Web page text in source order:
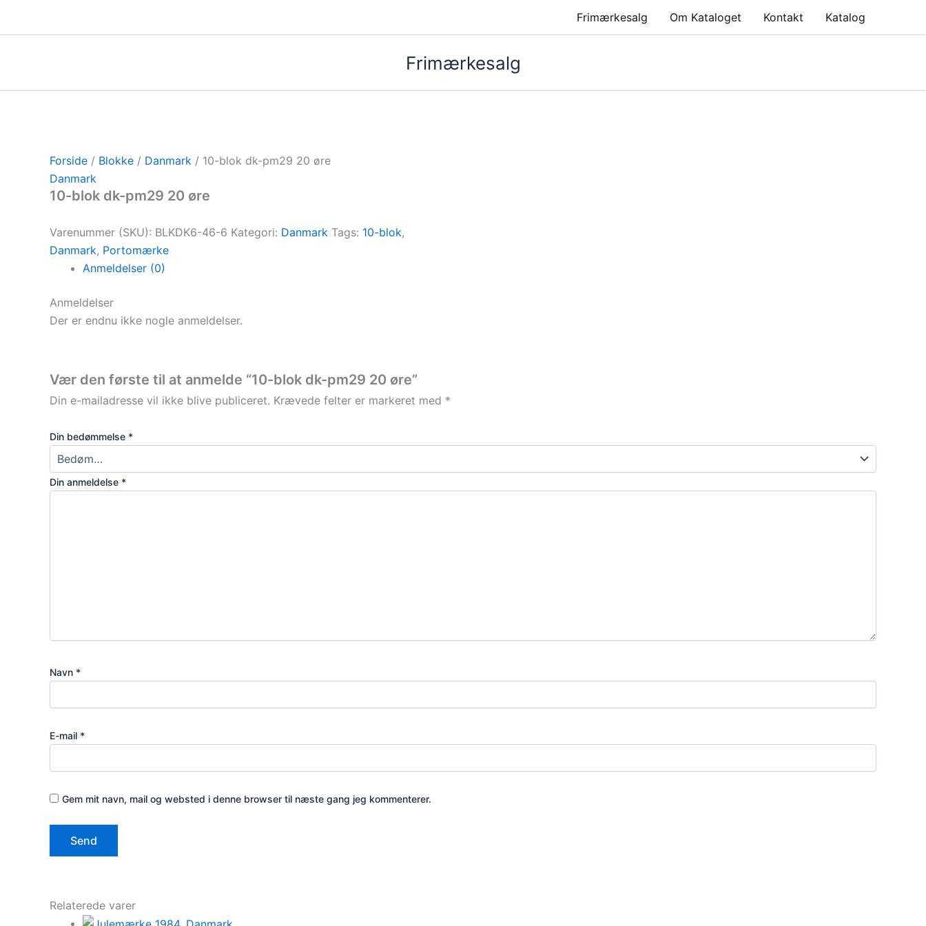
Frimærkesalg Om Kataloget Kontakt Katalog
Frimærkesalg
Forside / Blokke / Danmark / 10-blok dk-pm29 20 øre
Danmark
10-blok dk-pm29 20 øre
Varenummer (SKU): BLKDK6-46-6 Kategori: Danmark Tags: 10-blok,
Danmark, Portomærke
Anmeldelser (0)
Anmeldelser
Der er endnu ikke nogle anmeldelser.
Vær den første til at anmelde “10-blok dk-pm29 20 øre”
Din e-mailadresse vil ikke blive publiceret. Krævede felter er markeret med *
Din bedømmelse *
Din anmeldelse *
Navn *
E-mail *
Gem mit navn, mail og websted i denne browser til næste gang jeg kommenterer.
Relaterede varer